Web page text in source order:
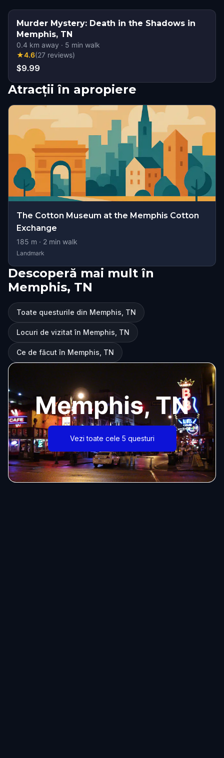
Murder Mystery: Death in the Shadows in
Memphis, TN
0.4 km away · 5 min walk
★4.6(27 reviews)
$9.99
Atracții în apropiere
The Cotton Museum at the Memphis Cotton
Exchange
185 m · 2 min walk
Landmark
Descoperă mai mult în
Memphis, TN
Toate questurile din Memphis, TN
Locuri de vizitat în Memphis, TN
Ce de făcut în Memphis, TN
Memphis, TN
Vezi toate cele 5 questuri